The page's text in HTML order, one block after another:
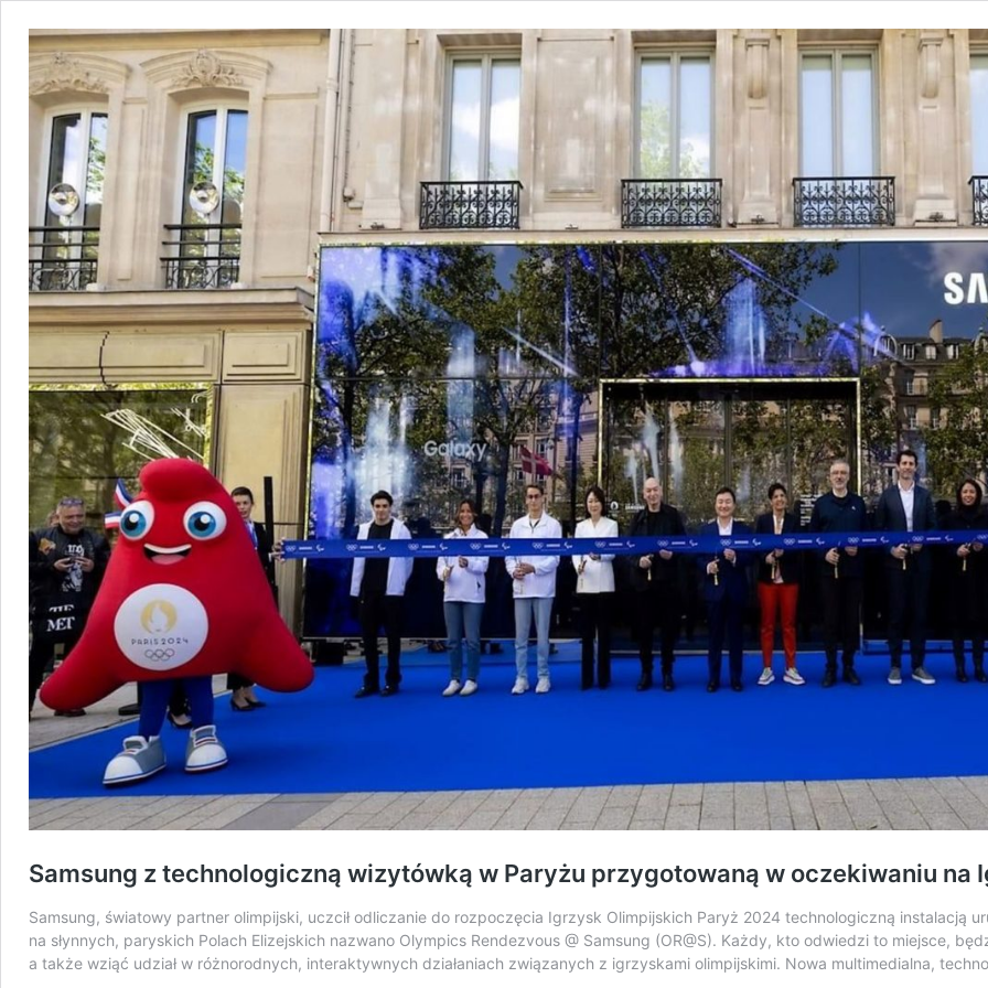
Samsung z technologiczną wizytówką w Paryżu przygotowaną w oczekiwaniu na
Samsung, światowy partner olimpijski, uczcił odliczanie do rozpoczęcia Igrzysk Olimpijskich Paryż 2024 technologiczną instalacją
na słynnych, paryskich Polach Elizejskich nazwano Olympics Rendezvous @ Samsung (OR@S). Każdy, kto odwiedzi to miejsce,
a także wziąć udział w różnorodnych, interaktywnych działaniach związanych z igrzyskami olimpijskimi. Nowa multimedialna,